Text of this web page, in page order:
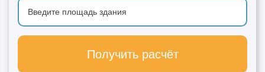
Получить расчёт